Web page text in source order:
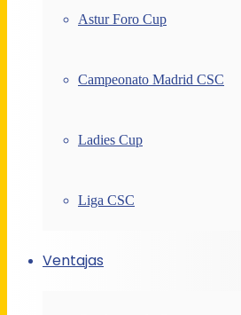
Astur Foro Cup
Campeonato Madrid CSC
Ladies Cup
Liga CSC
Ventajas